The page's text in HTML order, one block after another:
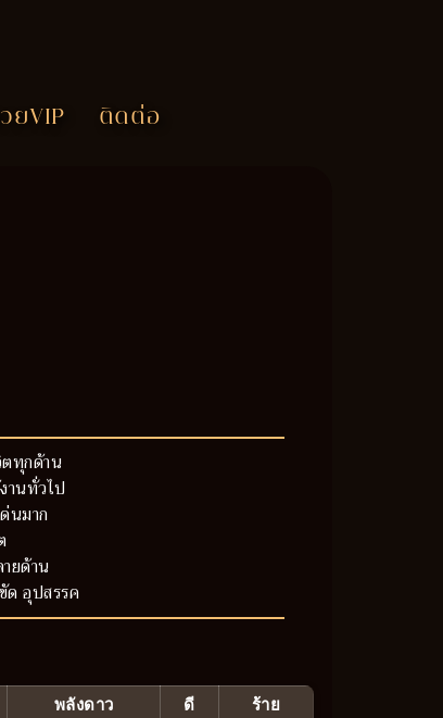
ยVIP ติดต่อ
ทุกด้าน
านทั่วไป
นมาก
ยด้าน
ด อุปสรรค
พลังดาว ดี ร้าย